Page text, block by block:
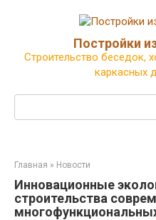
Постройки
Строительство беседок,
каркасных
Главная » Новости
Инновационные
строительства